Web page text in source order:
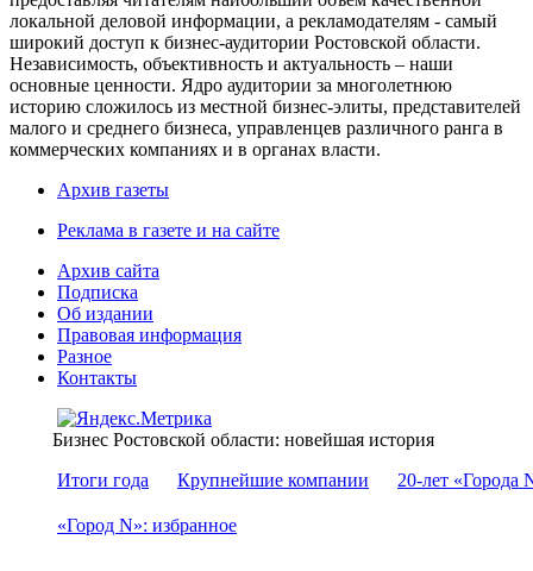
локальной деловой информации, а рекламодателям - самый
широкий доступ к бизнес-аудитории Ростовской области.
Независимость, объективность и актуальность – наши
основные ценности. Ядро аудитории за многолетнюю
историю сложилось из местной бизнес-элиты, представителей
малого и среднего бизнеса, управленцев различного ранга в
коммерческих компаниях и в органах власти.
Архив газеты
Реклама в газете и на сайте
Архив сайта
Подписка
Об издании
Правовая информация
Разное
Контакты
Бизнес Ростовской области: новейшая история
Итоги года
Крупнейшие компании 20-лет «Города
«Город N»: избранное